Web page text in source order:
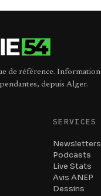
de référence. Information
depuis Alger.
SERVICES
Newsletters
Podcasts
Live Stats
Avis ANEP
Dessins